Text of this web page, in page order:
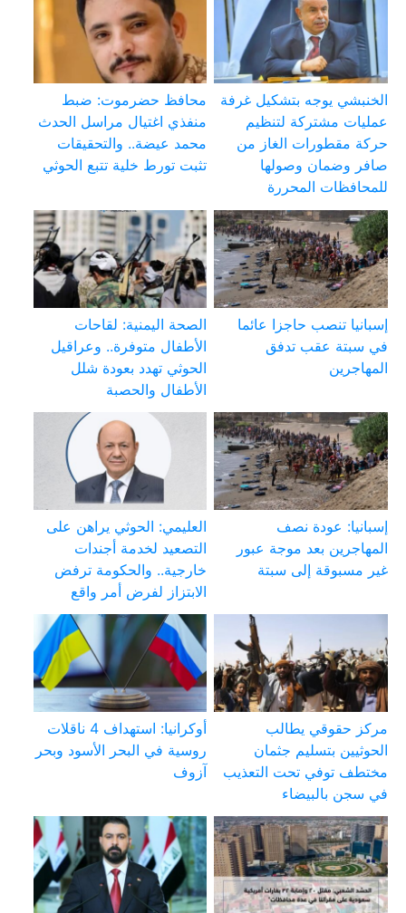
الخنبشي يوجه بتشكيل غرفة
عمليات مشتركة لتنظيم
حركة مقطورات الغاز من
صافر وضمان وصولها
للمحافظات المحررة
محافظ حضرموت: ضبط
منفذي اغتيال مراسل الحدث
محمد عيضة.. والتحقيقات
تثبت تورط خلية تتبع الحوثي
إسبانيا تنصب حاجزا عائما
في سبتة عقب تدفق
المهاجرين
الصحة اليمنية: لقاحات
الأطفال متوفرة.. وعراقيل
الحوثي تهدد بعودة شلل
الأطفال والحصبة
إسبانيا: عودة نصف
المهاجرين بعد موجة عبور
غير مسبوقة إلى سبتة
العليمي: الحوثي يراهن على
التصعيد لخدمة أجندات
خارجية.. والحكومة ترفض
الابتزاز لفرض أمر واقع
مركز حقوقي يطالب
الحوثيين بتسليم جثمان
مختطف توفي تحت التعذيب
في سجن بالبيضاء
أوكرانيا: استهداف 4 ناقلات
روسية في البحر الأسود وبحر
آزوف